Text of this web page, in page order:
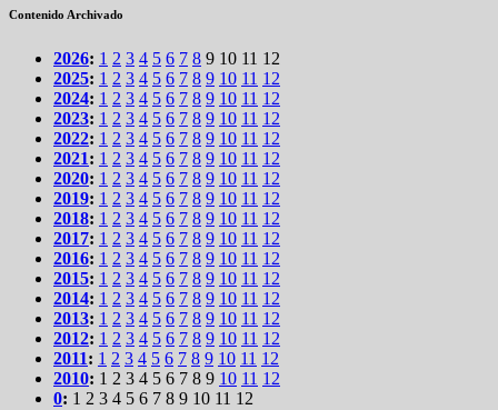
Contenido Archivado
2026: 1 2 3 4 5 6 7 8 9 10 11 12
2025: 1 2 3 4 5 6 7 8 9 10 11 12
2024: 1 2 3 4 5 6 7 8 9 10 11 12
2023: 1 2 3 4 5 6 7 8 9 10 11 12
2022: 1 2 3 4 5 6 7 8 9 10 11 12
2021: 1 2 3 4 5 6 7 8 9 10 11 12
2020: 1 2 3 4 5 6 7 8 9 10 11 12
2019: 1 2 3 4 5 6 7 8 9 10 11 12
2018: 1 2 3 4 5 6 7 8 9 10 11 12
2017: 1 2 3 4 5 6 7 8 9 10 11 12
2016: 1 2 3 4 5 6 7 8 9 10 11 12
2015: 1 2 3 4 5 6 7 8 9 10 11 12
2014: 1 2 3 4 5 6 7 8 9 10 11 12
2013: 1 2 3 4 5 6 7 8 9 10 11 12
2012: 1 2 3 4 5 6 7 8 9 10 11 12
2011: 1 2 3 4 5 6 7 8 9 10 11 12
2010: 1 2 3 4 5 6 7 8 9 10 11 12
0: 1 2 3 4 5 6 7 8 9 10 11 12